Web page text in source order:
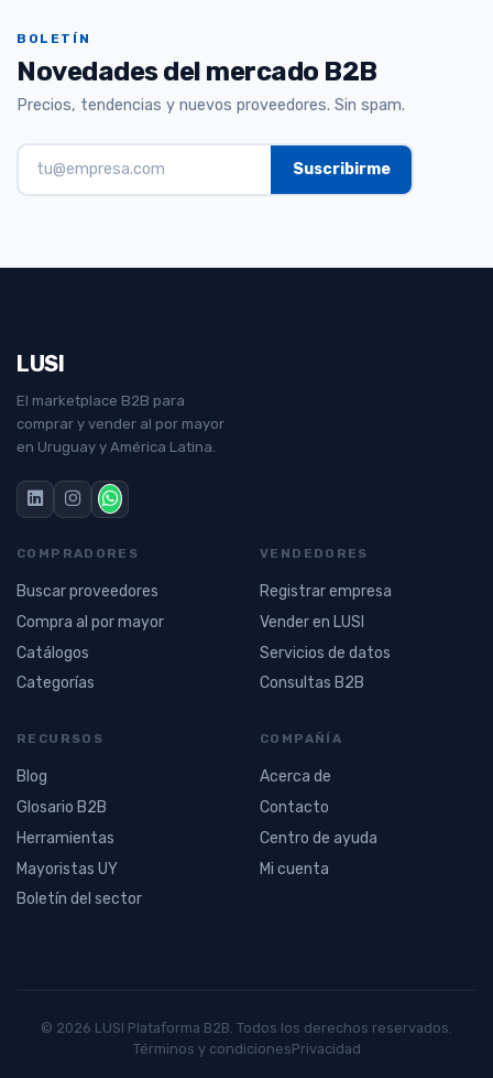
BOLETÍN
Novedades del mercado B2B
Precios, tendencias y nuevos proveedores. Sin spam.
LUSI
El marketplace B2B para
comprar y vender al por mayor
en Uruguay y América Latina.
COMPRADORES
Buscar proveedores
Compra al por mayor
Catálogos
Categorías
VENDEDORES
Registrar empresa
Vender en LUSI
Servicios de datos
Consultas B2B
RECURSOS
Blog
Glosario B2B
Herramientas
Mayoristas UY
Boletín del sector
COMPAÑÍA
Acerca de
Contacto
Centro de ayuda
Mi cuenta
© 2026 LUSI Plataforma B2B. Todos los derechos reservados.
Términos y condicionesPrivacidad